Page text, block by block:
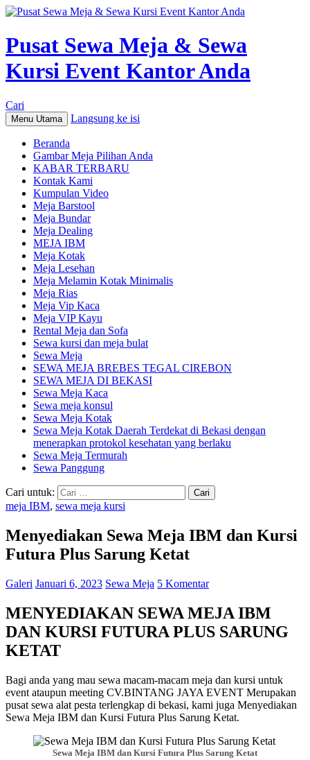
Pusat Sewa Meja & Sewa
Kursi Event Kantor Anda
Cari
Menu Utama Langsung ke isi
Beranda
Gambar Meja Pilihan Anda
KABAR TERBARU
Kontak Kami
Kumpulan Video
Meja Barstool
Meja Bundar
Meja Dealing
MEJA IBM
Meja Kotak
Meja Lesehan
Meja Melamin Kotak Minimalis
Meja Rias
Meja Vip Kaca
Meja VIP Kayu
Rental Meja dan Sofa
Sewa kursi dan meja bulat
Sewa Meja
SEWA MEJA BREBES TEGAL CIREBON
SEWA MEJA DI BEKASI
Sewa Meja Kaca
Sewa meja konsul
Sewa Meja Kotak
Sewa Meja Kotak Daerah Terdekat di Bekasi dengan
menerapkan protokol kesehatan yang berlaku
Sewa Meja Termurah
Sewa Panggung
Cari untuk:
meja IBM, sewa meja kursi
Menyediakan Sewa Meja IBM dan Kursi
Futura Plus Sarung Ketat
Galeri Januari 6, 2023 Sewa Meja 5 Komentar
MENYEDIAKAN SEWA MEJA IBM
DAN KURSI FUTURA PLUS SARUNG
KETAT
Bagi anda yang mau sewa macam-macam meja dan kursi untuk
event ataupun meeting CV.BINTANG JAYA EVENT Merupakan
pusat sewa alat pesta terlengkap di bekasi, kami juga Menyediakan
Sewa Meja IBM dan Kursi Futura Plus Sarung Ketat.
Sewa Meja IBM dan Kursi Futura Plus Sarung Ketat